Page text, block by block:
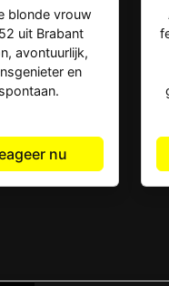
blonde vrouw
uit Brabant
avontuurlijk,
en
spontaan.
nu